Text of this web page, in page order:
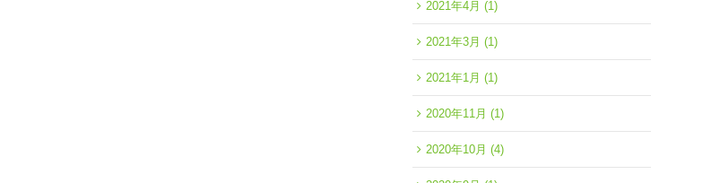
2021年4月 (1)
2021年3月 (1)
2021年1月 (1)
2020年11月 (1)
2020年10月 (4)